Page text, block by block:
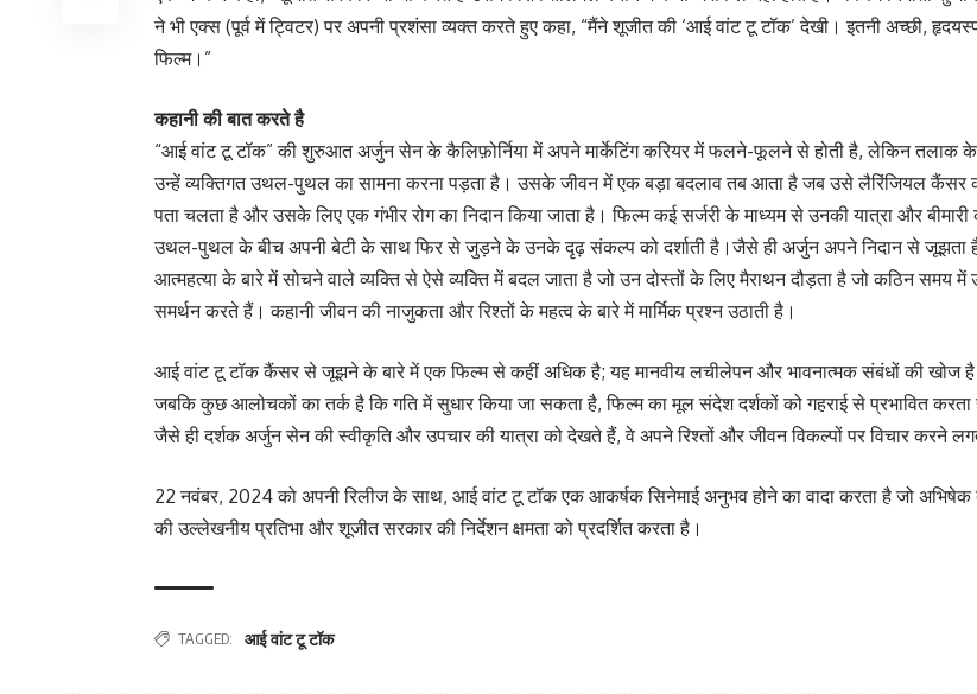
ने भी एक्स (पूर्व में ट्विटर) पर अपनी प्रशंसा व्यक्त करते हुए कहा, “मैंने शूजीत की ‘आई वांट टू टॉक’ देखी। इतनी अच्छी,
फिल्म।”
कहानी की बात करते है
“आई वांट टू टॉक” की शुरुआत अर्जुन सेन के कैलिफ़ोर्निया में अपने मार्केटिंग करियर में फलने-फूलने से होती है, लेकिन तलाक के
उन्हें व्यक्तिगत उथल-पुथल का सामना करना पड़ता है। उसके जीवन में एक बड़ा बदलाव तब आता है जब उसे लैरिंजियल कैंसर
पता चलता है और उसके लिए एक गंभीर रोग का निदान किया जाता है। फिल्म कई सर्जरी के माध्यम से उनकी यात्रा और बीमारी
उथल-पुथल के बीच अपनी बेटी के साथ फिर से जुड़ने के उनके दृढ़ संकल्प को दर्शाती है।जैसे ही अर्जुन अपने निदान से जूझता
आत्महत्या के बारे में सोचने वाले व्यक्ति से ऐसे व्यक्ति में बदल जाता है जो उन दोस्तों के लिए मैराथन दौड़ता है जो कठिन समय में
समर्थन करते हैं। कहानी जीवन की नाजुकता और रिश्तों के महत्व के बारे में मार्मिक प्रश्न उठाती है।
आई वांट टू टॉक कैंसर से जूझने के बारे में एक फिल्म से कहीं अधिक है; यह मानवीय लचीलेपन और भावनात्मक संबंधों की खोज
जबकि कुछ आलोचकों का तर्क है कि गति में सुधार किया जा सकता है, फिल्म का मूल संदेश दर्शकों को गहराई से प्रभावित करता
जैसे ही दर्शक अर्जुन सेन की स्वीकृति और उपचार की यात्रा को देखते हैं, वे अपने रिश्तों और जीवन विकल्पों पर विचार करने
22 नवंबर, 2024 को अपनी रिलीज के साथ, आई वांट टू टॉक एक आकर्षक सिनेमाई अनुभव होने का वादा करता है जो अभिषेक
की उल्लेखनीय प्रतिभा और शूजीत सरकार की निर्देशन क्षमता को प्रदर्शित करता है।
TAGGED: आई वांट टू टॉक